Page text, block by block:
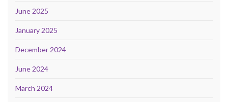
June 2025
January 2025
December 2024
June 2024
March 2024